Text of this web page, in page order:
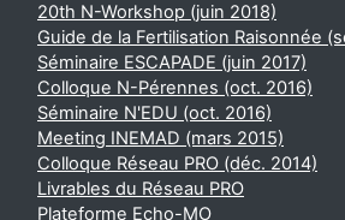
20th N-Workshop (juin 2018)
Guide de la Fertilisation Raisonnée
Séminaire ESCAPADE (juin 2017)
Colloque N-Pérennes (oct. 2016)
Séminaire N'EDU (oct. 2016)
Meeting INEMAD (mars 2015)
Colloque Réseau PRO (déc. 2014)
Livrables du Réseau PRO
Plateforme Echo-MO